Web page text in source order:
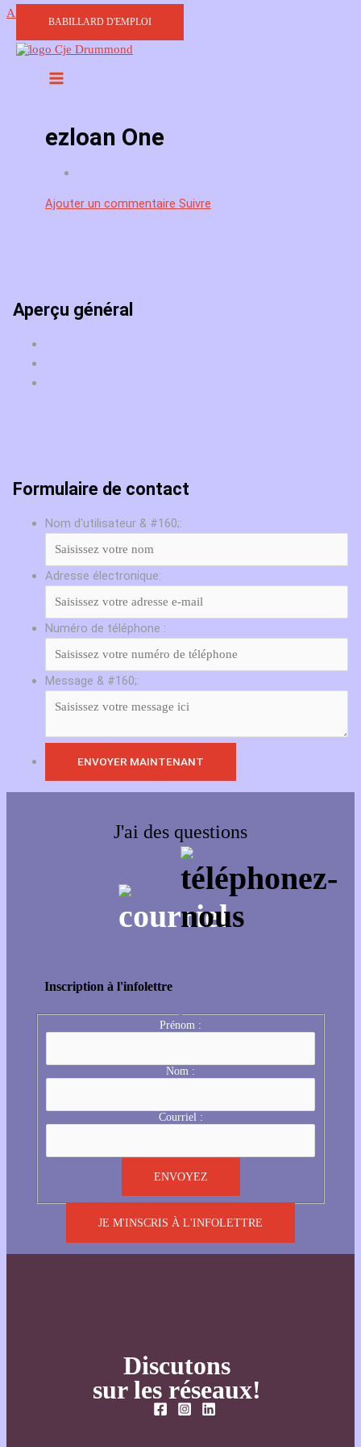
Aller au contenu
BABILLARD D'EMPLOI
ezloan One
Ajouter un commentaire Suivre
Aperçu général
Formulaire de contact
Nom d'utilisateur & #160;:
Adresse électronique:
Numéro de téléphone :
Message & #160;:
J'ai des questions
Inscription à l'infolettre
Prénom :
Nom :
Courriel :
JE M'INSCRIS À L'INFOLETTRE
Discutons
sur les réseaux!